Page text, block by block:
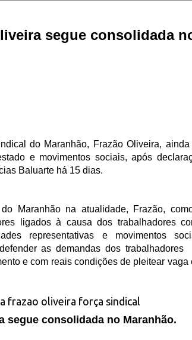
liveira segue consolidada
do Maranhão, Frazão Oliveira, ainda
e movimentos sociais, após
Baluarte há 15 dias.
Maranhão na atualidade, Frazão,
ligados à causa dos trabalhadores
representativas e movimentos
as demandas dos trabalhadores
e com reais condições de pleitear vaga
segue consolidada no Maranhão.